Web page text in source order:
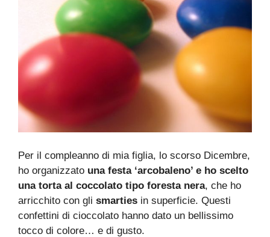
Per il compleanno di mia figlia, lo scorso Dicembre,
ho organizzato una festa ‘arcobaleno’ e ho scelto
una torta al coccolato tipo foresta nera, che ho
arricchito con gli smarties in superficie. Questi
confettini di cioccolato hanno dato un bellissimo
tocco di colore… e di gusto.